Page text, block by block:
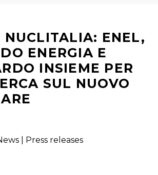
NUCLITALIA: ENEL,
ENERGIA E
INSIEME PER
SUL NUOVO
| Press releases